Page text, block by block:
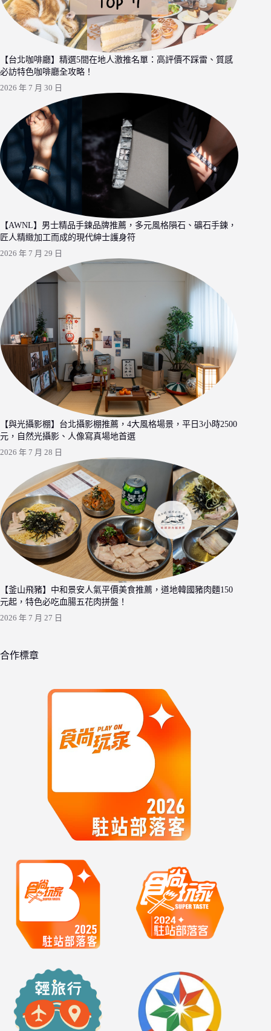
【台北咖啡廳】精選5間在地人激推名單：高評價不踩雷、質感
必訪特色咖啡廳全攻略！
2026 年 7 月 30 日
【AWNL】男士精品手鍊品牌推薦，多元風格隕石、礦石手鍊，
匠人精緻加工而成的現代紳士護身符
2026 年 7 月 29 日
【與光攝影棚】台北攝影棚推薦，4大風格場景，平日3小時2500
元，自然光攝影、人像寫真場地首選
2026 年 7 月 28 日
【釜山飛豬】中和景安人氣平價美食推薦，道地韓國豬肉麵150
元起，特色必吃血腸五花肉拼盤！
2026 年 7 月 27 日
合作標章